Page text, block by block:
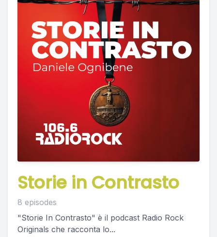
Storie in Contrasto
8 episodes
"Storie In Contrasto" è il podcast Radio Rock
Originals che racconta lo...